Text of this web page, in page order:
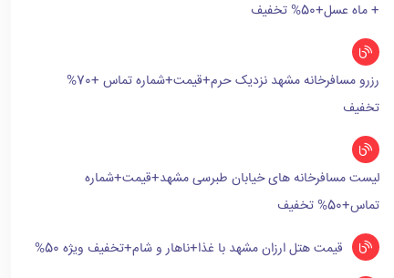
+ ماه عسل+50% تخفیف
رزرو مسافرخانه مشهد نزدیک حرم+قیمت+شماره تماس +70%
تخفیف
لیست مسافرخانه های خیابان طبرسی مشهد+قیمت+شماره
تماس+50% تخفیف
قیمت هتل ارزان مشهد با غذا+ناهار و شام+تخفیف ویژه 50%